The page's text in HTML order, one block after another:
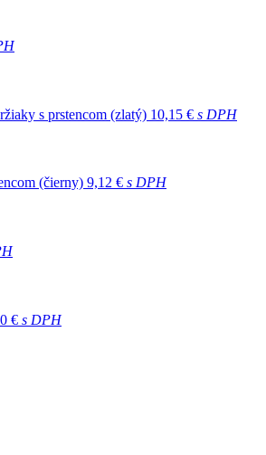
s prstencom (zlatý) 10,15 € s DPH
(čierny) 9,12 € s DPH
€ s DPH